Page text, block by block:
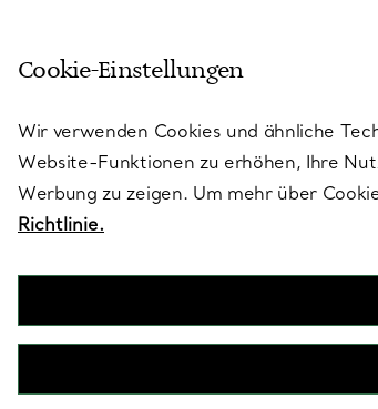
Cookie-Einstellungen
Wir verwenden Cookies und ähnliche
Website-Funktionen zu erhöhen, Ihre
Werbung zu zeigen. Um mehr über
Richtlinie.